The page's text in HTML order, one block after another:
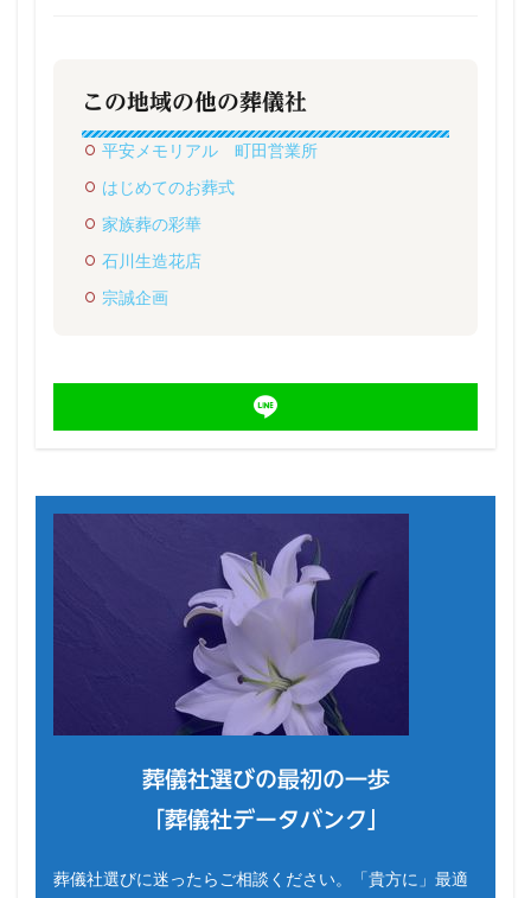
この地域の他の葬儀社
平安メモリアル 町田営業所
はじめてのお葬式
家族葬の彩華
石川生造花店
宗誠企画
葬儀社選びの最初の一歩
「葬儀社データバンク」
葬儀社選びに迷ったらご相談ください。「貴方に」最適